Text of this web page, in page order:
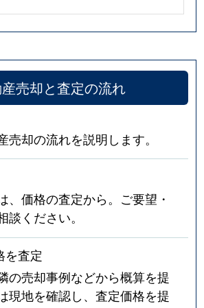
売却と査定の流れ
売却の流れを説明します。
、価格の査定から。ご要望・
談ください。
を査定
の売却事例などから概算を提
現地を確認し、査定価格を提